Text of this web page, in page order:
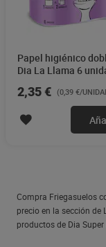
Papel higiénico
Dia La Llama 6
2,35 € (0,39 €/
Compra Friegasuelos
precio en la sección de
productos de Dia